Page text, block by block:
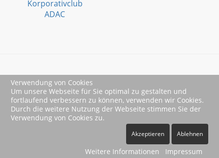
Impressum
Datenschutz
Verwendung von Cookies
Um unsere Webseite für Sie optimal zu gestalten und
fortlaufend verbessern zu können, verwenden wir Cookies.
Durch die weitere Nutzung der Webseite stimmen Sie der
Verwendung von Cookies zu.
Akzeptieren Ablehnen
Weitere Informationen Impressum